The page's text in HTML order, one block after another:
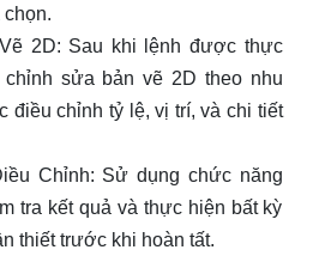
2D: Sau khi lệnh được thực
chỉnh sửa bản vẽ 2D theo nhu
điều chỉnh tỷ lệ, vị trí, và chi tiết
Chỉnh: Sử dụng chức năng
tra kết quả và thực hiện bất kỳ
thiết trước khi hoàn tất.